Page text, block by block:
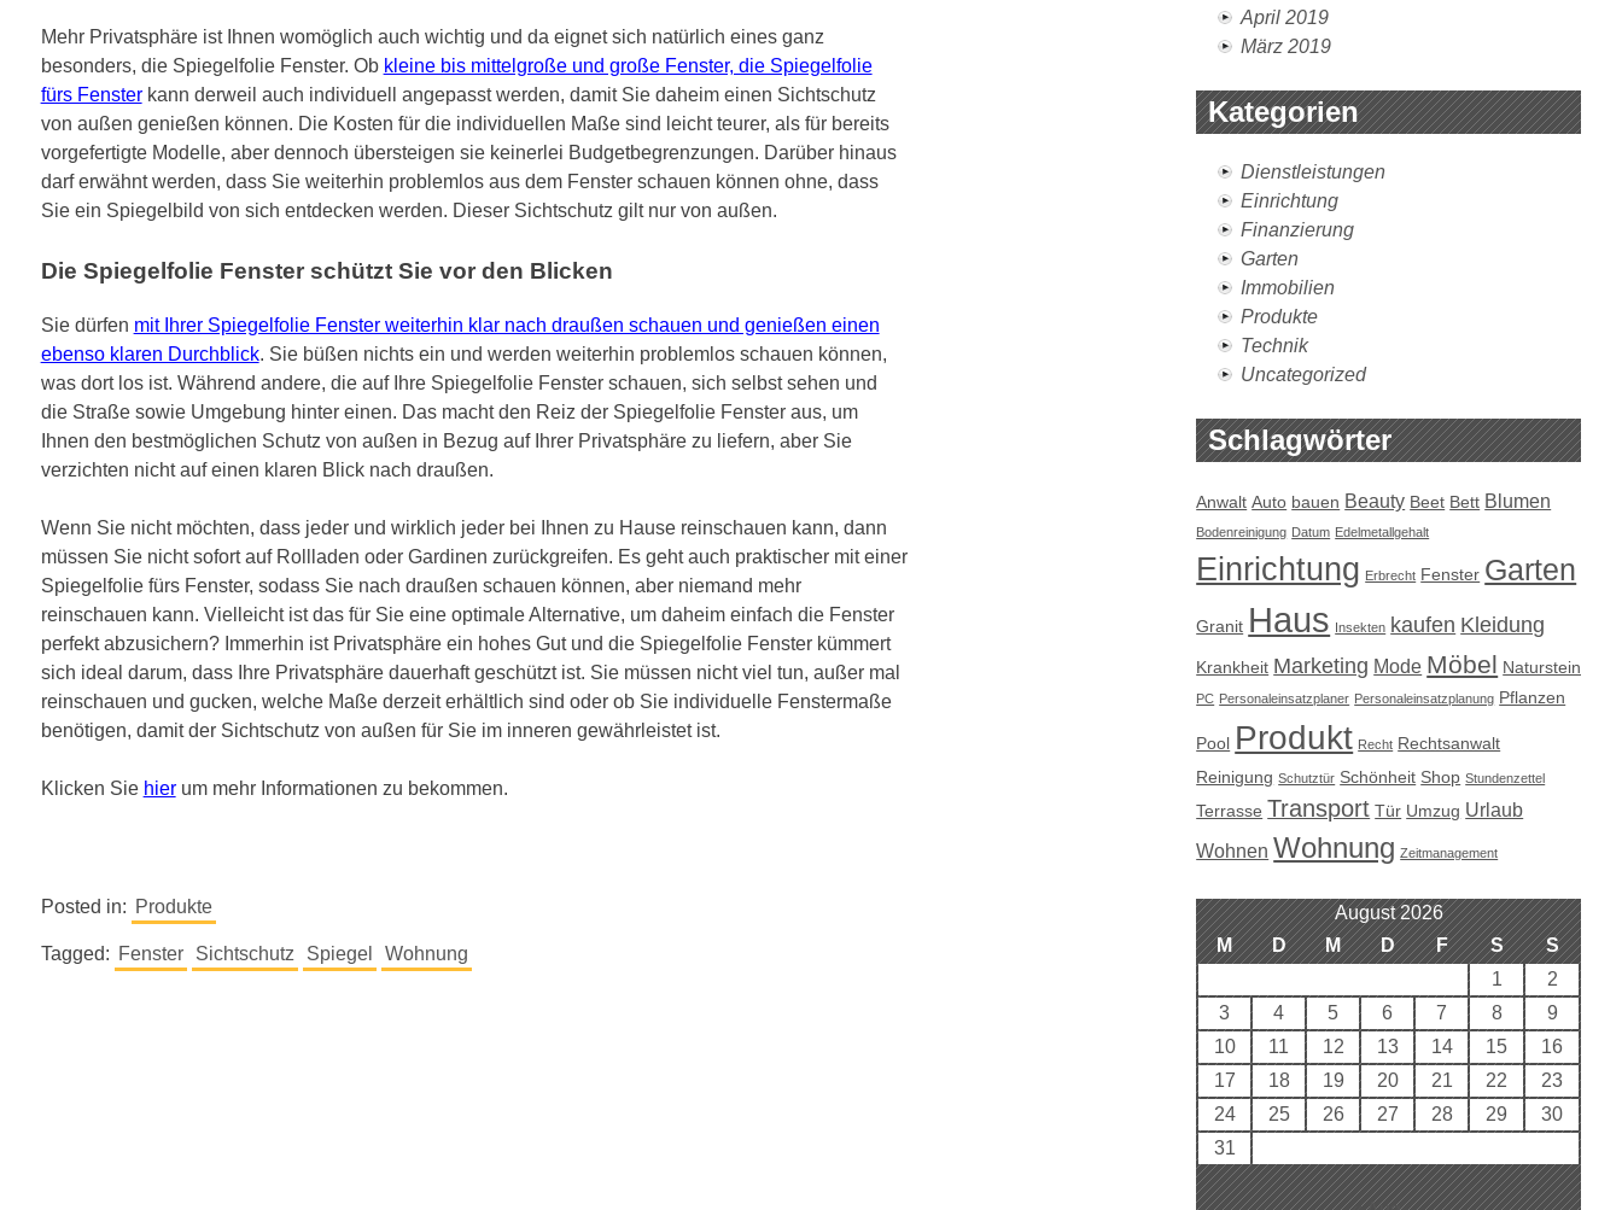
Mehr Privatsphäre ist Ihnen womöglich auch wichtig und da eignet sich natürlich eines ganz
besonders, die Spiegelfolie Fenster. Ob kleine bis mittelgroße und große Fenster, die Spiegelfolie
fürs Fensterkann derweil auch individuell angepasst werden, damit Sie daheim einen Sichtschutz
von außen genießen können. Die Kosten für die individuellen Maße sind leicht teurer, als für bereits
vorgefertigte Modelle, aber dennoch übersteigen sie keinerlei Budgetbegrenzungen. Darüber hinaus
darf erwähnt werden, dass Sie weiterhin problemlos aus dem Fenster schauen können ohne, dass
Sie ein Spiegelbild von sich entdecken werden. Dieser Sichtschutz gilt nur von außen.
Die Spiegelfolie Fenster schützt Sie vor den Blicken
Sie dürfen mit Ihrer Spiegelfolie Fenster weiterhin klar nach draußen schauen und genießen einen
ebenso klaren Durchblick. Sie büßen nichts ein und werden weiterhin problemlos schauen können,
was dort los ist. Während andere, die auf Ihre Spiegelfolie Fenster schauen, sich selbst sehen und
die Straße sowie Umgebung hinter einen. Das macht den Reiz der Spiegelfolie Fenster aus, um
Ihnen den bestmöglichen Schutz von außen in Bezug auf Ihrer Privatsphäre zu liefern, aber Sie
verzichten nicht auf einen klaren Blick nach draußen.
Wenn Sie nicht möchten, dass jeder und wirklich jeder bei Ihnen zu Hause reinschauen kann, dann
müssen Sie nicht sofort auf Rollladen oder Gardinen zurückgreifen. Es geht auch praktischer mit einer
Spiegelfolie fürs Fenster, sodass Sie nach draußen schauen können, aber niemand mehr
reinschauen kann. Vielleicht ist das für Sie eine optimale Alternative, um daheim einfach die Fenster
perfekt abzusichern? Immerhin ist Privatsphäre ein hohes Gut und die Spiegelfolie Fenster kümmert
sich ideal darum, dass Ihre Privatsphäre dauerhaft geschützt ist. Sie müssen nicht viel tun, außer mal
reinschauen und gucken, welche Maße derzeit erhältlich sind oder ob Sie individuelle Fenstermaße
benötigen, damit der Sichtschutz von außen für Sie im inneren gewährleistet ist.
Klicken Sie hierum mehr Informationen zu bekommen.
Posted in: Produkte
Tagged: Fenster Sichtschutz Spiegel Wohnung
April 2019
März 2019
Kategorien
Dienstleistungen
Einrichtung
Finanzierung
Garten
Immobilien
Produkte
Technik
Uncategorized
Schlagwörter
Anwalt Auto bauen Beauty Beet Bett Blumen
Bodenreinigung Datum Edelmetallgehalt
Einrichtung Erbrecht Fenster Garten
Granit Haus Insekten kaufen Kleidung
Krankheit Marketing Mode Möbel Naturstein
PC Personaleinsatzplaner Personaleinsatzplanung Pflanzen
Pool Produkt Recht Rechtsanwalt
Reinigung Schutztür Schönheit Shop Stundenzettel
Terrasse Transport Tür Umzug Urlaub
Wohnen Wohnung Zeitmanagement
August 2026
M
D M D F S
S
1
2
3
4 5 6 7 8
9
10
11 12 13 14 15
16
17
18 19 20 21 22
23
24
25 26 27 28 29
30
31